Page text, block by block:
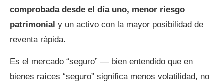
comprobada desde el día uno, menor riesgo
patrimonial y un activo con la mayor posibilidad de
reventa rápida.
Es el mercado “seguro” — bien entendido que en
bienes raíces “seguro” significa menos volatilidad, no